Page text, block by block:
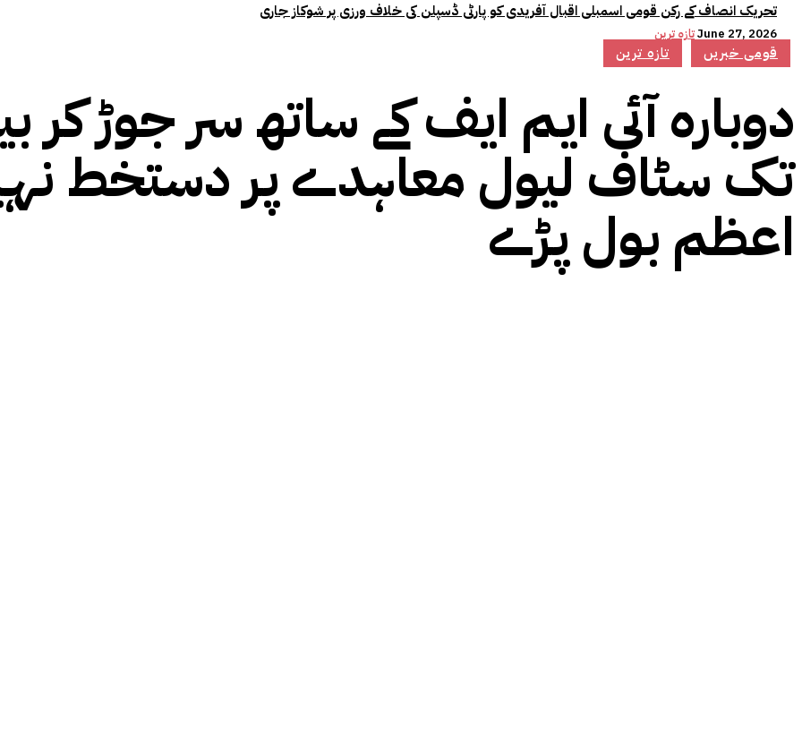
تحریک انصاف کے رکن قومی اسمبلی اقبال آفریدی کو پارٹی ڈسپلن کی خلاف ورزی پر شوکاز جاری
تازہ ترینJune 27, 2026
تازہ ترین قومی خبریں
دوبارہ آئی ایم ایف کے ساتھ سر جوڑ کر
تک سٹاف لیول معاہدے پر دستخط
اعظم بول پڑے